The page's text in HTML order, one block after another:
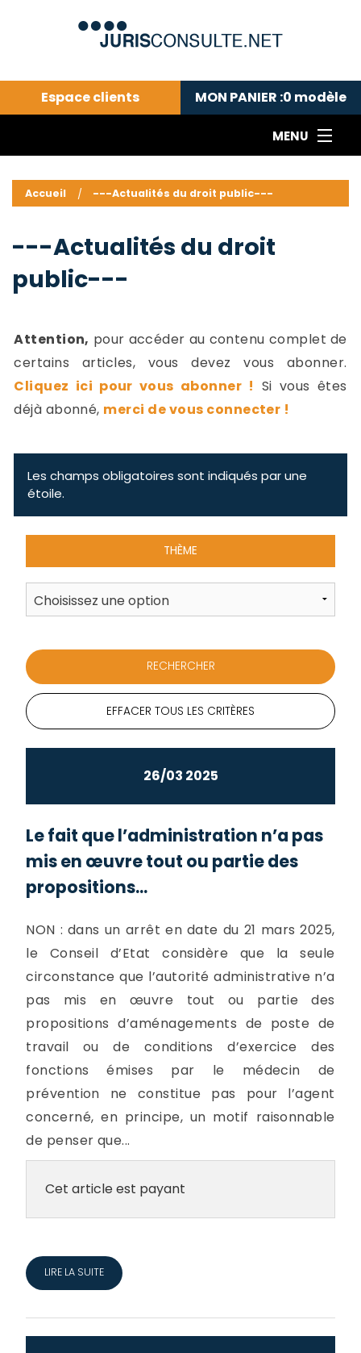
Espace clients MON PANIER :0 modèle
MENU
---Actualités du droit public---
Droit pénal---
Droit privé ---
Abonnement aux actualités
Accueil ---Actualités du droit public---
---Actualités du droit
public---
Attention, pour accéder au contenu complet de
certains articles, vous devez vous abonner.
Cliquez ici pour vous abonner ! Si vous êtes
déjà abonné, merci de vous connecter !
Les champs obligatoires sont indiqués par une
étoile.
THÈME
EFFACER TOUS LES CRITÈRES
26/03 2025
Le fait que l’administration n’a pas
mis en œuvre tout ou partie des
propositions...
NON : dans un arrêt en date du 21 mars 2025,
le Conseil d’Etat considère que la seule
circonstance que l’autorité administrative n’a
pas mis en œuvre tout ou partie des
propositions d’aménagements de poste de
travail ou de conditions d’exercice des
fonctions émises par le médecin de
prévention ne constitue pas pour l’agent
concerné, en principe, un motif raisonnable
de penser que...
Cet article est payant
LIRE LA SUITE